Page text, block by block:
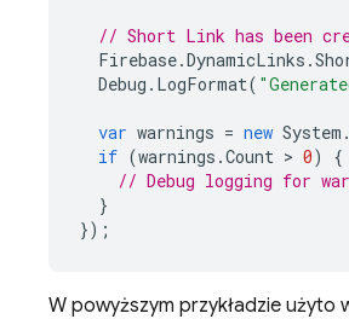
// Short Link has been
Firebase.DynamicLinks .
Debug . LogFormat(
var warnings = new System .
if (warnings .Count > 0)
{
// Debug logging for
}
});
W powyższym przykładzie użyto